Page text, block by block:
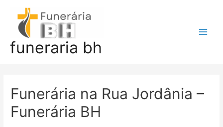
conteúdo
funeraria bh
Funerária na Rua Jordânia –
Funerária BH